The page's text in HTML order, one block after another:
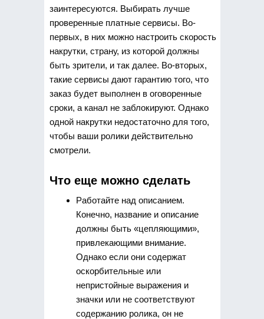
заинтересуются. Выбирать лучше
проверенные платные сервисы. Во-
первых, в них можно настроить скорость
накрутки, страну, из которой должны
быть зрители, и так далее. Во-вторых,
такие сервисы дают гарантию того, что
заказ будет выполнен в оговоренные
сроки, а канал не заблокируют. Однако
одной накрутки недостаточно для того,
чтобы ваши ролики действительно
смотрели.
Что еще можно сделать
Работайте над описанием.
Конечно, название и описание
должны быть «цепляющими»,
привлекающими внимание.
Однако если они содержат
оскорбительные или
непристойные выражения и
значки или не соответствуют
содержанию ролика, он не